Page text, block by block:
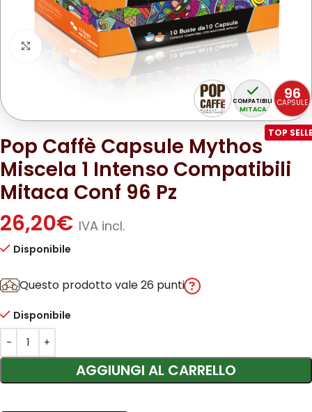
96
CAPSULE
COMPATIBILI
MITACA
Clicca per ingrandire
Pop Caffè Capsule Mythos
Miscela 1 Intenso Compatibili
Mitaca Conf 96 Pz
26,20€ IVA incl.
Disponibile
Questo prodotto vale 26 punti
Disponibile
AGGIUNGI AL CARRELLO
TOP